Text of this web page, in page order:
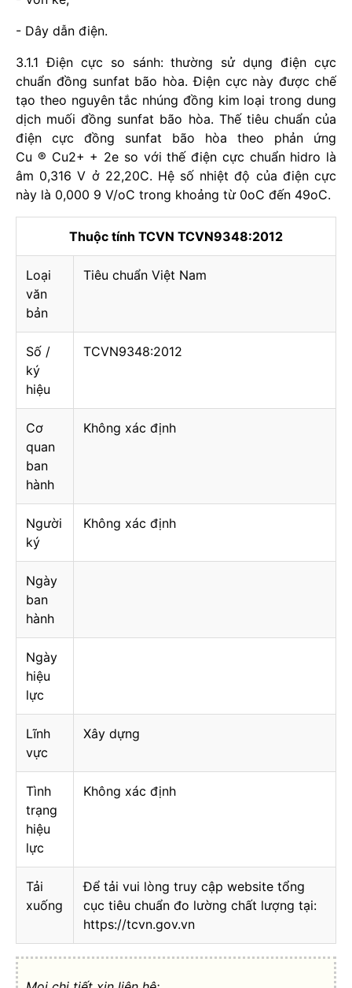
- Dây dẫn điện.
3.1.1 Điện cực so sánh: thường sử dụng điện cực
chuẩn đồng sunfat bão hòa. Điện cực này được chế
tạo theo nguyên tắc nhúng đồng kim loại trong dung
dịch muối đồng sunfat bão hòa. Thế tiêu chuẩn của
điện cực đồng sunfat bão hòa theo phản ứng
Cu ® Cu2+ + 2e so với thế điện cực chuẩn hidro là
âm 0,316 V ở 22,20C. Hệ số nhiệt độ của điện cực
này là 0,000 9 V/oC trong khoảng từ 0oC đến 49oC.
Thuộc tính TCVN TCVN9348:2012
Loại
văn
bản
Tiêu chuẩn Việt Nam
Số /
ký
hiệu
TCVN9348:2012
Cơ
quan
ban
hành
Không xác định
Người
ký
Không xác định
Ngày
ban
hành
Ngày
hiệu
lực
Lĩnh
vực
Xây dựng
Tình
trạng
hiệu
lực
Không xác định
Tải
xuống
Để tải vui lòng truy cập website tổng
cục tiêu chuẩn đo lường chất lượng tại:
https://tcvn.gov.vn